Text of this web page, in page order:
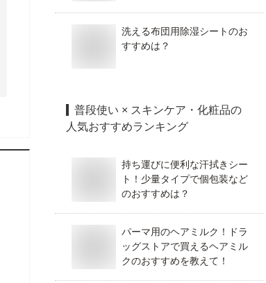
洗える布団用除湿シートのお
すすめは？
普段使い × スキンケア・化粧品の
人気おすすめランキング
持ち運びに便利な汗拭きシー
ト！少量タイプで個包装など
のおすすめは？
パーマ用のヘアミルク！ドラ
ッグストアで買えるヘアミル
クのおすすめを教えて！